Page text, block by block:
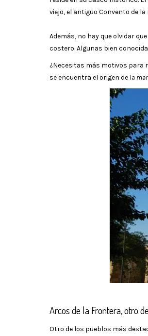
viejo, el antiguo Convento de
Además, no hay que olvidar
costero. Algunas bien
¿Necesitas más motivos para
se encuentra el origen de la
Arcos de la Frontera, otro
Otro de los pueblos más